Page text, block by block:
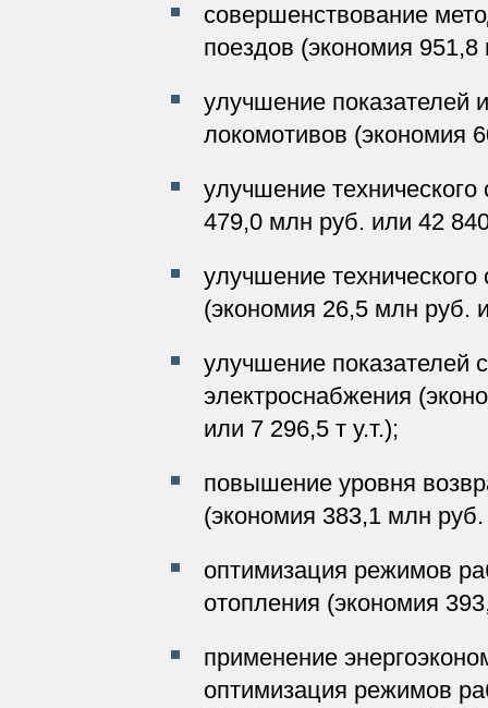
совершенствование
поездов (экономия
улучшение показателей
локомотивов (экономия
улучшение
479,0 млн руб. или 42
улучшение технического
(экономия 26,5 млн руб.
улучшение показателей
электроснабжения
или 7 296,5 т у.т.);
повышение уровня
(экономия 383,1 млн руб.
оптимизация режимов
отопления (экономия
применение
оптимизация режимов